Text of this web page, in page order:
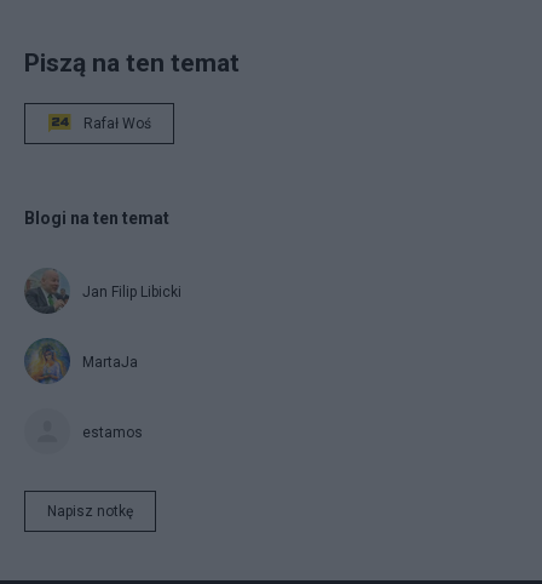
Piszą na ten temat
Rafał Woś
Blogi na ten temat
Jan Filip Libicki
MartaJa
estamos
Napisz notkę